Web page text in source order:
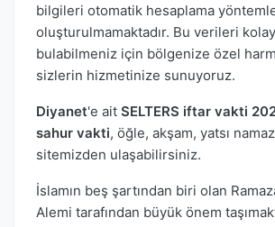
bilgileri otomatik hesaplama
oluşturulmamaktadır. Bu verileri
bulabilmeniz için bölgenize özel
sizlerin hizmetinize sunuyoruz.
Diyanet'e ait SELTERS iftar vakti
sahur vakti, öğle, akşam, yatsı
sitemizden ulaşabilirsiniz.
İslamın beş şartından biri olan
Alemi tarafından büyük önem